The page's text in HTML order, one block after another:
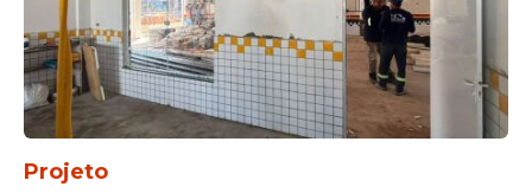
Raquel Lyra.
Projeto